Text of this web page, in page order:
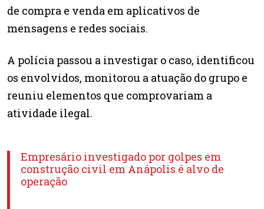
de compra e venda em aplicativos de
mensagens e redes sociais.
A polícia passou a investigar o caso, identificou
os envolvidos, monitorou a atuação do grupo e
reuniu elementos que comprovariam a
atividade ilegal.
Empresário investigado por golpes em
construção civil em Anápolis é alvo de
operação